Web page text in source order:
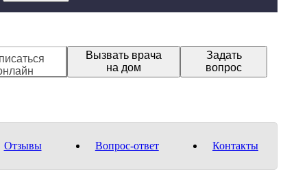
Вызвать врача
на дом
Задать
вопрос
Отзывы Вопрос-ответ Контакты